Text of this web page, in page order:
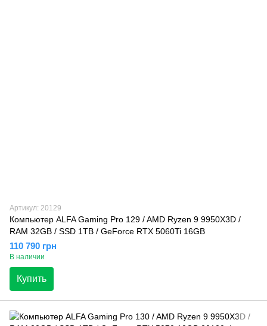
Артикул: 20129
Компьютер ALFA Gaming Pro 129 / AMD Ryzen 9 9950X3D /
RAM 32GB / SSD 1TB / GeForce RTX 5060Ti 16GB
110 790 грн
В наличии
Купить